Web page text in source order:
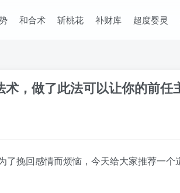
和合术 斩桃花 补财库 超度婴灵
，做了此法可以让你的前任
了挽回感情而烦恼，今天给大家推荐一